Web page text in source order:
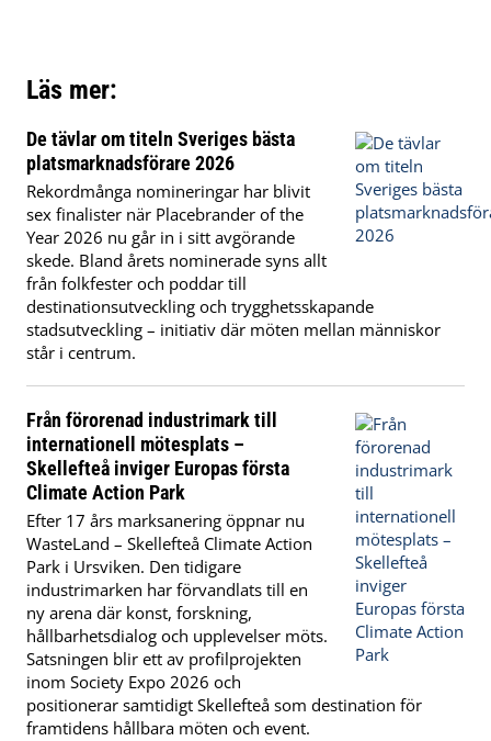
Läs mer:
De tävlar om titeln Sveriges bästa
platsmarknadsförare 2026
Rekordmånga nomineringar har blivit
sex finalister när Placebrander of the
Year 2026 nu går in i sitt avgörande
skede. Bland årets nominerade syns allt
från folkfester och poddar till
destinationsutveckling och trygghetsskapande
stadsutveckling – initiativ där möten mellan människor
står i centrum.
Från förorenad industrimark till
internationell mötesplats –
Skellefteå inviger Europas första
Climate Action Park
Efter 17 års marksanering öppnar nu
WasteLand – Skellefteå Climate Action
Park i Ursviken. Den tidigare
industrimarken har förvandlats till en
ny arena där konst, forskning,
hållbarhetsdialog och upplevelser möts.
Satsningen blir ett av profilprojekten
inom Society Expo 2026 och
positionerar samtidigt Skellefteå som destination för
framtidens hållbara möten och event.